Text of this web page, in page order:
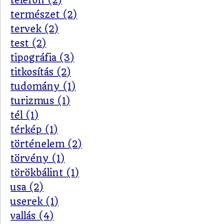
természet (2)
tervek (2)
test (2)
tipográfia (3)
titkosítás (2)
tudomány (1)
turizmus (1)
tél (1)
térkép (1)
történelem (2)
törvény (1)
törökbálint (1)
usa (2)
userek (1)
vallás (4)